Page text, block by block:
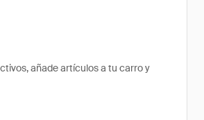
añade artículos a tu carro y